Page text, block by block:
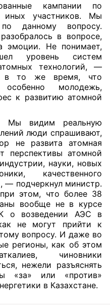
кампании по
иных участников. Мы
данному вопросу.
в вопросе,
эмоции. Не понимает,
уровень систем
технологий, —
в то же время, что
особенно молодежь,
к развитию атомной
Мы видим реальную
люди спрашивают,
не развита атомная
перспективы атомной
науки, новых
качественного
— подчеркнул министр.
этом, что более 38
вообще не в курсе
о возведении АЭС в
не могут прийти к
вопросу. И даже во
регионы, как об этом
чиновники
нежели разъяснять
«за» или «против»
в Казахстане.